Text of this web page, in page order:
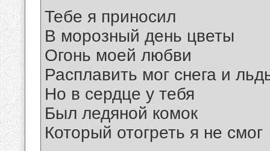
Тебе я приносил
В морозный день цветы
Огонь моей любви
Расплавить мог снега и
Но в сердце у тебя
Был ледяной комок
Который отогреть я не смог